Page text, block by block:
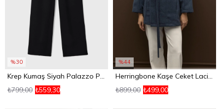
%30
Krep Kumaş Siyah Palazzo Pantolon
₺559,30
₺799,00
%44
Herringbone Kaşe Ceket Lacivert
₺499,00
₺899,00